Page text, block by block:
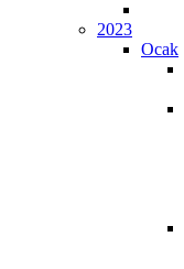
2023
Ocak